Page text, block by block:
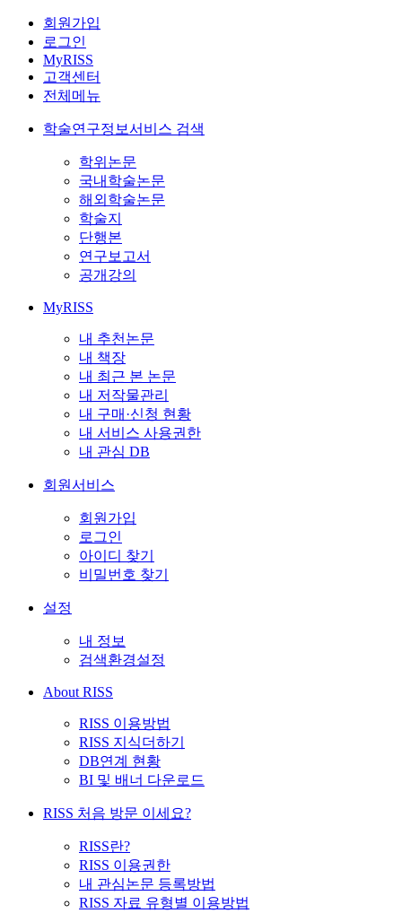
회원가입
로그인
MyRISS
고객센터
전체메뉴
학술연구정보서비스 검색
학위논문
국내학술논문
해외학술논문
학술지
단행본
연구보고서
공개강의
MyRISS
내 추천논문
내 책장
내 최근 본 논문
내 저작물관리
내 구매·신청 현황
내 서비스 사용권한
내 관심 DB
회원서비스
회원가입
로그인
아이디 찾기
비밀번호 찾기
설정
내 정보
검색환경설정
About RISS
RISS 이용방법
RISS 지식더하기
DB연계 현황
BI 및 배너 다운로드
RISS 처음 방문 이세요?
RISS란?
RISS 이용권한
내 관심논문 등록방법
RISS 자료 유형별 이용방법